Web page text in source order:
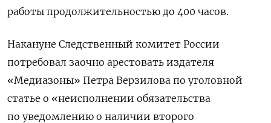
работы продолжительностью до 400 часов.
Накануне Следственный комитет России
потребовал заочно арестовать издателя
«Медиазоны» Петра Верзилова по уголовной
статье о «неисполнении обязательства
по уведомлению о наличии второго